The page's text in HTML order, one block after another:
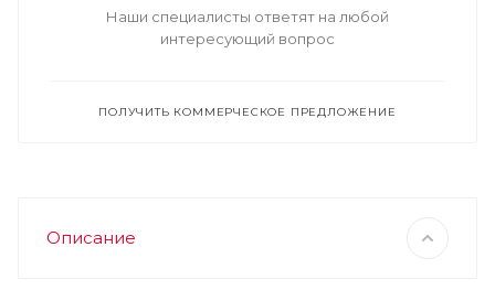
Наши специалисты ответят на любой
интересующий вопрос
ПОЛУЧИТЬ КОММЕРЧЕСКОЕ ПРЕДЛОЖЕНИЕ
Описание